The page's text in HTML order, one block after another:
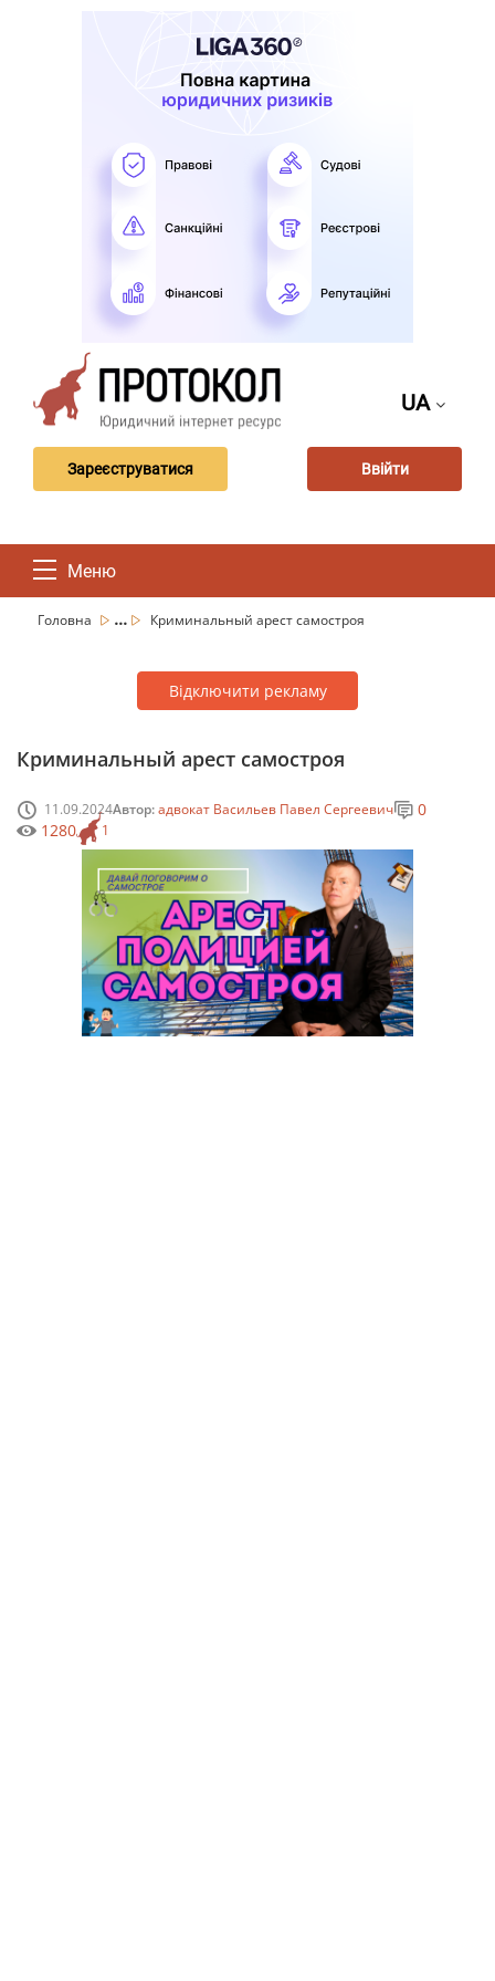
UA
Зареєструватися Ввійти
Меню
Головна ... Криминальный арест самостроя
Відключити рекламу
Криминальный арест самостроя
11.09.2024Автор:адвокат Васильев Павел Сергеевич
1
0
1280